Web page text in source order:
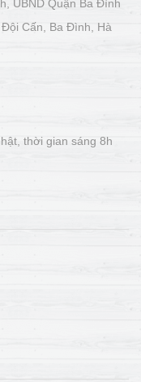
UBND Quận Ba Đình
Cấn, Ba Đình, Hà
thời gian sáng 8h